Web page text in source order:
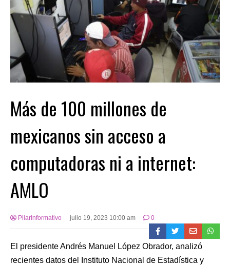
Más de 100 millones de
mexicanos sin acceso a
computadoras ni a internet:
AMLO
PilarInformativo julio 19, 2023 10:00 am 0
El presidente Andrés Manuel López Obrador, analizó
recientes datos del Instituto Nacional de Estadística y